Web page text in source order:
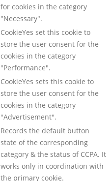
for cookies in the category
"Necessary".
CookieYes set this cookie to
store the user consent for the
cookies in the category
"Performance".
CookieYes sets this cookie to
store the user consent for the
cookies in the category
"Advertisement".
Records the default button
state of the corresponding
category & the status of CCPA. It
works only in coordination with
the primary cookie.